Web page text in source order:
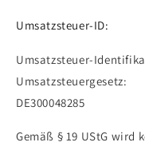
Umsatzsteuer-ID:
Umsatzsteuer-
Umsatzsteuergesetz:
DE300048285
Gemäß § 19 UStG wird